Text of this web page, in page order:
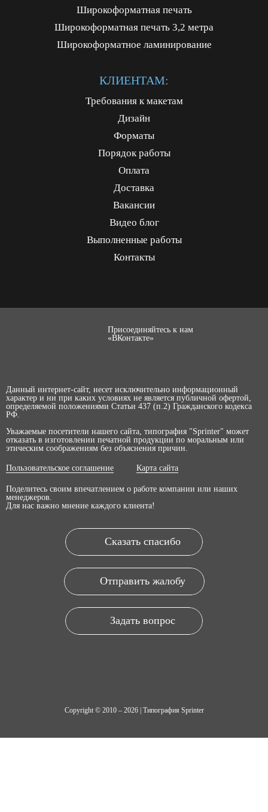
Широкоформатная печать
Широкоформатная печать 3,2 метра
Широкоформатное ламинирование
КЛИЕНТАМ:
Требования к макетам
Дизайн
Форматы
Порядок работы
Оплата
Доставка
Вакансии
Видео блог
Выполненные работы
Контакты
Присоединяйтесь к нам
«ВКонтакте»
Данный интернет-сайт, несет исключительно информационный
характер и ни при каких условиях не является публичной офертой,
определяемой положениями Статьи 437 (п.2) Гражданского кодекса
РФ.
Уважаемые посетители нашего сайта, типография "Sprinter" может
отказать в изготовлении печатной продукции по моральным или
этическим соображениям без объяснения причин.
Пользовательское соглашение Карта сайта
Поделитесь своим впечатлением о работе компании или наших
менеджеров.
Для нас важно мнение каждого клиента!
Сказать спасибо
Отправить жалобу
Задать вопрос
Copyright © 2010 – 2026 | Типография Sprinter